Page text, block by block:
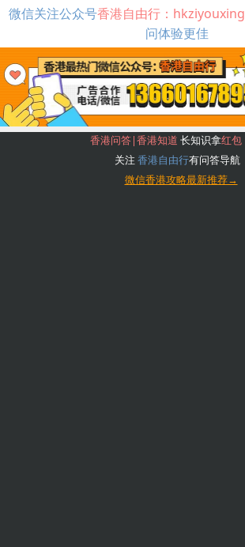
微信关注公众号香港自由行：hkziyouxing
问体验更佳
香港问答|香港知道 长知识拿红包
关注 香港自由行有问答导航
微信香港攻略最新推荐→